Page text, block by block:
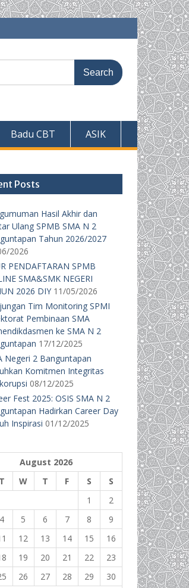
Badu CBT ASIK
Posts
Hasil Akhir dan
Ulang SPMB SMA N 2
Tahun 2026/2027
2026
PENDAFTARAN SPMB
SMA&SMK NEGERI
2026 DIY 11/05/2026
Tim Monitoring SPMI
Pembinaan SMA
ke SMA N 2
17/12/2025
Negeri 2 Banguntapan
Komitmen Integritas
08/12/2025
Fest 2025: OSIS SMA N 2
Hadirkan Career Day
Inspirasi 01/12/2025
August 2026
T W T F S
S
1
2
4 5 6 7 8
9
12 13 14 15
16
19 20 21 22
23
26 27 28 29
30